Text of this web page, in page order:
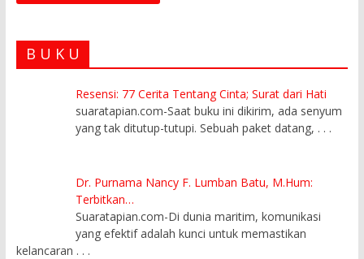
B U K U
Resensi: 77 Cerita Tentang Cinta; Surat dari Hati
suaratapian.com-Saat buku ini dikirim, ada senyum
yang tak ditutup-tutupi. Sebuah paket datang, . . .
Dr. Purnama Nancy F. Lumban Batu, M.Hum:
Terbitkan…
Suaratapian.com-Di dunia maritim, komunikasi
yang efektif adalah kunci untuk memastikan
kelancaran . . .